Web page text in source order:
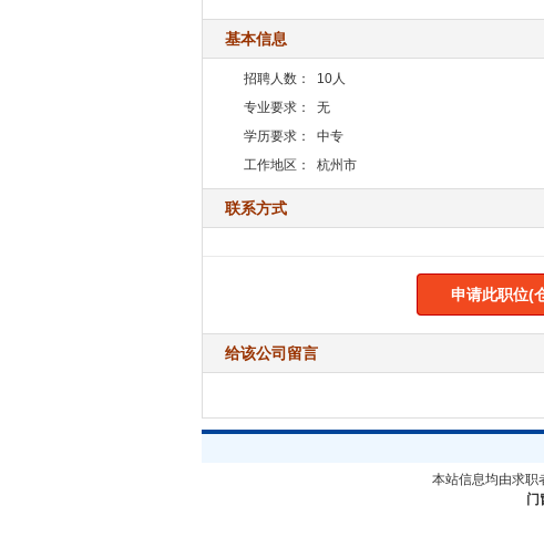
基本信息
招聘人数： 10人
专业要求：
无
学历要求：
中专
工作地区：
杭州市
联系方式
申请此职位(
给该公司留言
本站信息均由求职
门